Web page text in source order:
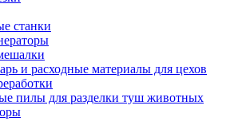
станки
и расходные материалы для цехов
пилы для разделки туш животных